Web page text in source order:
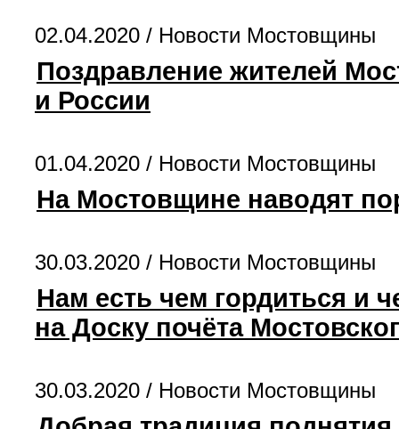
02.04.2020 / Новости Мостовщины
Поздравление жителей
и России
01.04.2020 / Новости Мостовщины
На Мостовщине наводят
30.03.2020 / Новости Мостовщины
Нам есть чем гордиться и
на Доску почёта
30.03.2020 / Новости Мостовщины